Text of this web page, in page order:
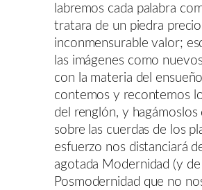
labremos cada palabra
tratara de un piedra
inconmensurable valor;
las imágenes como
con la materia del
contemos y recontemos
del renglón, y hagámoslos
sobre las cuerdas de los
esfuerzo nos distanciará
agotada Modernidad (y de
Posmodernidad que no